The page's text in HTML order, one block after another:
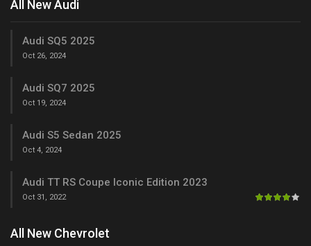
All New Audi
Audi SQ5 2025
Oct 26, 2024
Audi SQ7 2025
Oct 19, 2024
Audi S5 Sedan 2025
Oct 4, 2024
Audi TT RS Coupe Iconic Edition 2023
Oct 31, 2022
All New Chevrolet